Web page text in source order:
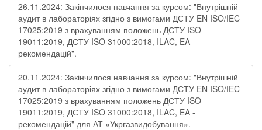
26.11.2024: Закінчилося навчання за курсом: "Внутрішній
аудит в лабораторіях згідно з вимогами ДСТУ EN ISO/IEC
17025:2019 з врахуванням положень ДСТУ ISO
19011:2019, ДСТУ ISO 31000:2018, ILAC, EA -
рекомендацій".
20.11.2024: Закінчилося навчання за курсом: "Внутрішній
аудит в лабораторіях згідно з вимогами ДСТУ EN ISO/IEC
17025:2019 з врахуванням положень ДСТУ ISO
19011:2019, ДСТУ ISO 31000:2018, ILAC, EA -
рекомендацій" для АТ «Укргазвидобування».